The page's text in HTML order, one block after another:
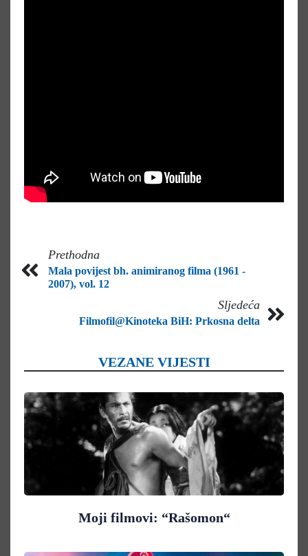
Prethodna
Mala povijest bh. animiranog filma (1961 -
2007), vol. 12
Sljedeća
Filmofil@Kinoteka BiH: Prkosna delta
VEZANE VIJESTI
Moji filmovi: “Rašomon“